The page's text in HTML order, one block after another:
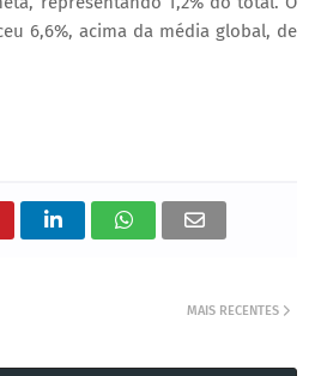
6,6%, acima da média global, de
MAIS RECENTES